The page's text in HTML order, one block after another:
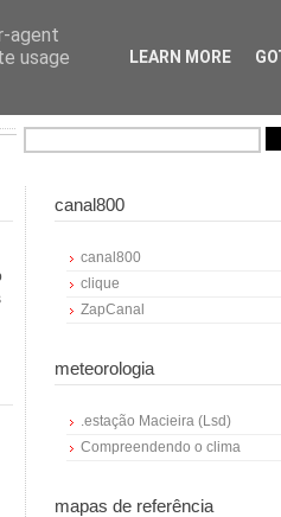
canal800
canal800
clique
ZapCanal
meteorologia
.estação Macieira (Lsd)
Compreendendo o clima
mapas de referência
agent
usage
LEARN MORE